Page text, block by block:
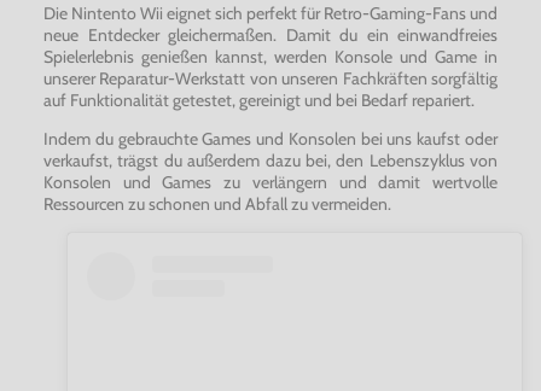
Die Nintento Wii eignet sich perfekt für Retro-Gaming-Fans und
neue Entdecker gleichermaßen. Damit du ein einwandfreies
Spielerlebnis genießen kannst, werden Konsole und Game in
unserer Reparatur-Werkstatt von unseren Fachkräften sorgfältig
auf Funktionalität getestet, gereinigt und bei Bedarf repariert.
Indem du gebrauchte Games und Konsolen bei uns kaufst oder
verkaufst, trägst du außerdem dazu bei, den Lebenszyklus von
Konsolen und Games zu verlängern und damit wertvolle
Ressourcen zu schonen und Abfall zu vermeiden.